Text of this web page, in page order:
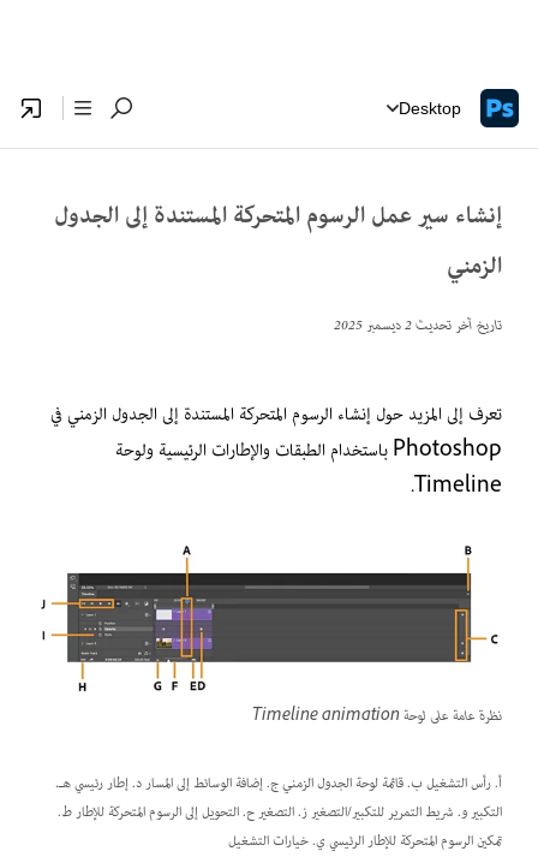
Desktop
إنشاء سير عمل الرسوم المتحركة المستندة إلى الجدول
الزمني
تاريخ آخر تحديث2 ديسمبر 2025
تعرف إلى المزيد حول إنشاء الرسوم المتحركة المستندة إلى الجدول الزمني في
Photoshop باستخدام الطبقات والإطارات الرئيسية ولوحة
Timeline.
نظرة عامة على لوحة Timeline animation
أ. رأس التشغيل ب. قائمة لوحة الجدول الزمني ج. إضافة الوسائط إلى المسار د. إطار رئيسي هـ.
التكبير و. شريط التمرير للتكبير/التصغير ز. التصغير ح. التحويل إلى الرسوم المتحركة للإطار ط.
تمكين الرسوم المتحركة للإطار الرئيسي ي. خيارات التشغيل